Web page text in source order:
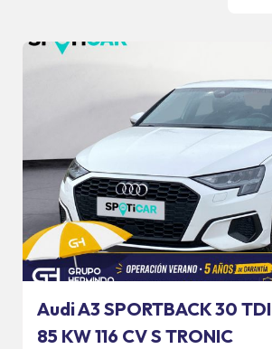
Audi A3 SPORTBACK 30 TDI
85 KW 116 CV S TRONIC